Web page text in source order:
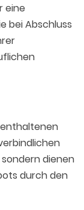
eine
bei Abschluss
enthaltenen
dienen
durch den